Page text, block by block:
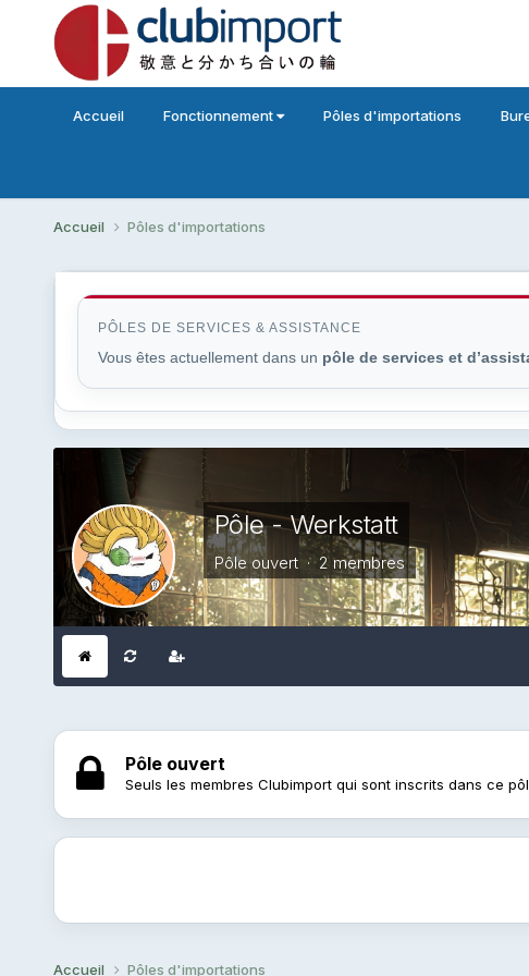
Accueil Fonctionnement Pôles d'importations
Accueil Pôles d'importations
PÔLES DE SERVICES & ASSISTANCE
Vous êtes actuellement dans un pôle de services et
Pôle - Werkstatt
Pôle ouvert · 2 membres
Pôle ouvert
Seuls les membres Clubimport qui sont inscrits dans ce
Accueil Pôles d'importations